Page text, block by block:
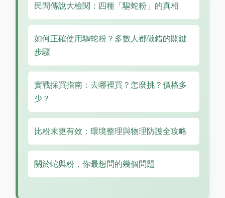
民間傳說大檢閱：四種「驅蛇粉」的真相
如何正確使用驅蛇粉？多數人都做錯的關鍵
步驟
實戰採買指南：去哪裡買？怎麼挑？價格多
少？
比粉末更有效：環境整理與物理防護全攻略
關於蛇與粉，你最想問的幾個問題